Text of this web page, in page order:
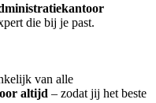
die bij je past.
van alle
altijd – zodat jij het beste